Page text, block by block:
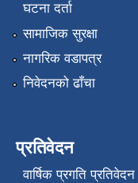
घटना दर्ता
सामाजिक सुरक्षा
नागरिक वडापत्र
निवेदनको ढाँचा
प्रतिवेदन
वार्षिक प्रगति प्रतिवेदन